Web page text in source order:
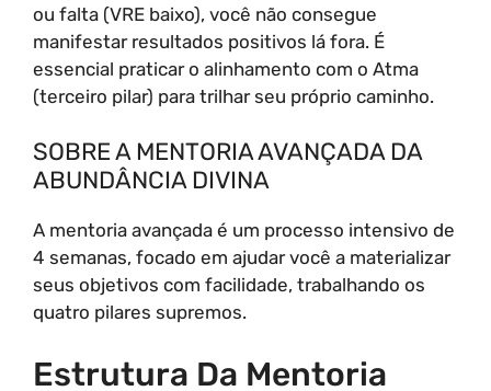
ou falta (VRE baixo), você não consegue
manifestar resultados positivos lá fora. É
essencial praticar o alinhamento com o Atma
(terceiro pilar) para trilhar seu próprio caminho.
SOBRE A MENTORIA AVANÇADA DA
ABUNDÂNCIA DIVINA
A mentoria avançada é um processo intensivo de
4 semanas, focado em ajudar você a materializar
seus objetivos com facilidade, trabalhando os
quatro pilares supremos.
Estrutura Da Mentoria